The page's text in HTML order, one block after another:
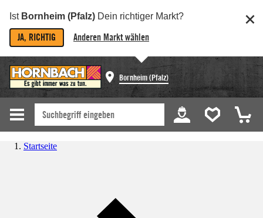
Ist Bornheim (Pfalz) Dein richtiger Markt?
JA, RICHTIG Anderen Markt wählen
Bornheim (Pfalz)
Startseite